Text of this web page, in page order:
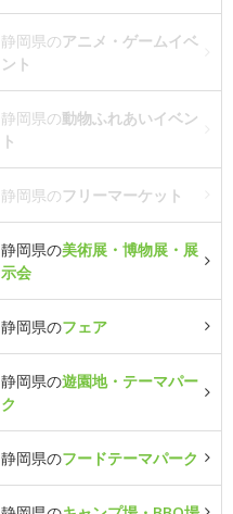
静岡県のアニメ・ゲームイベ
ント
静岡県の動物ふれあいイベン
ト
静岡県のフリーマーケット
静岡県の美術展・博物展・展
示会
静岡県のフェア
静岡県の遊園地・テーマパー
ク
静岡県のフードテーマパーク